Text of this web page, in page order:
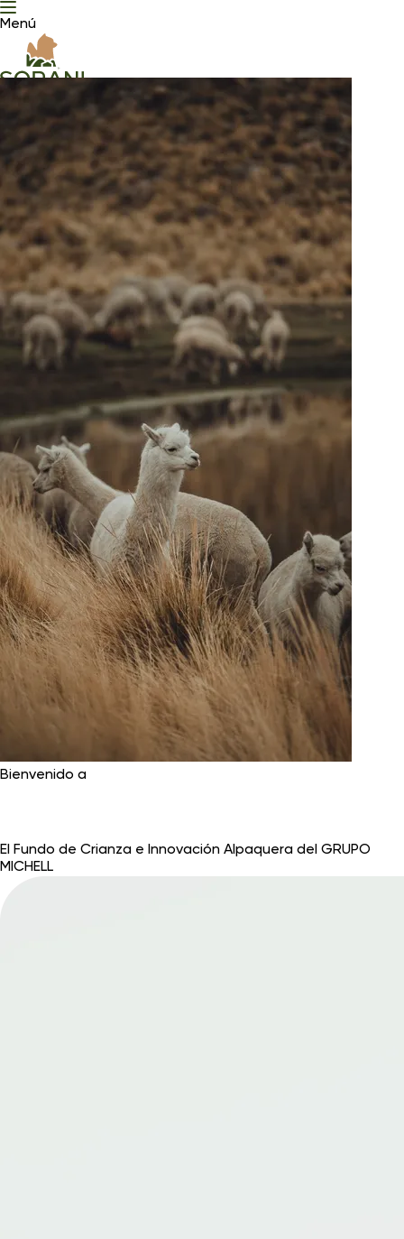
Menú
Contáctenos
Síguenos
Español
English
Bienvenido a
El Fundo de Crianza e Innovación Alpaquera del GRUPO
MICHELL